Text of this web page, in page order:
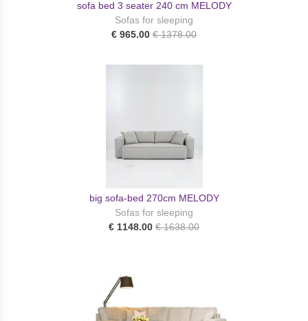
sofa bed 3 seater 240 cm MELODY
Sofas for sleeping
€ 965.00 € 1378.00
big sofa-bed 270cm MELODY
Sofas for sleeping
€ 1148.00 € 1638.00